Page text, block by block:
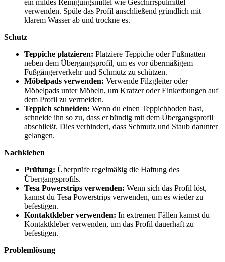
ein mildes Reinigungsmittel wie Geschirrspülmittel
verwenden. Spüle das Profil anschließend gründlich mit
klarem Wasser ab und trockne es.
Schutz
Teppiche platzieren: Platziere Teppiche oder Fußmatten
neben dem Übergangsprofil, um es vor übermäßigem
Fußgängerverkehr und Schmutz zu schützen.
Möbelpads verwenden: Verwende Filzgleiter oder
Möbelpads unter Möbeln, um Kratzer oder Einkerbungen auf
dem Profil zu vermeiden.
Teppich schneiden: Wenn du einen Teppichboden hast,
schneide ihn so zu, dass er bündig mit dem Übergangsprofil
abschließt. Dies verhindert, dass Schmutz und Staub darunter
gelangen.
Nachkleben
Prüfung: Überprüfe regelmäßig die Haftung des
Übergangsprofils.
Tesa Powerstrips verwenden: Wenn sich das Profil löst,
kannst du Tesa Powerstrips verwenden, um es wieder zu
befestigen.
Kontaktkleber verwenden: In extremen Fällen kannst du
Kontaktkleber verwenden, um das Profil dauerhaft zu
befestigen.
Problemlösung